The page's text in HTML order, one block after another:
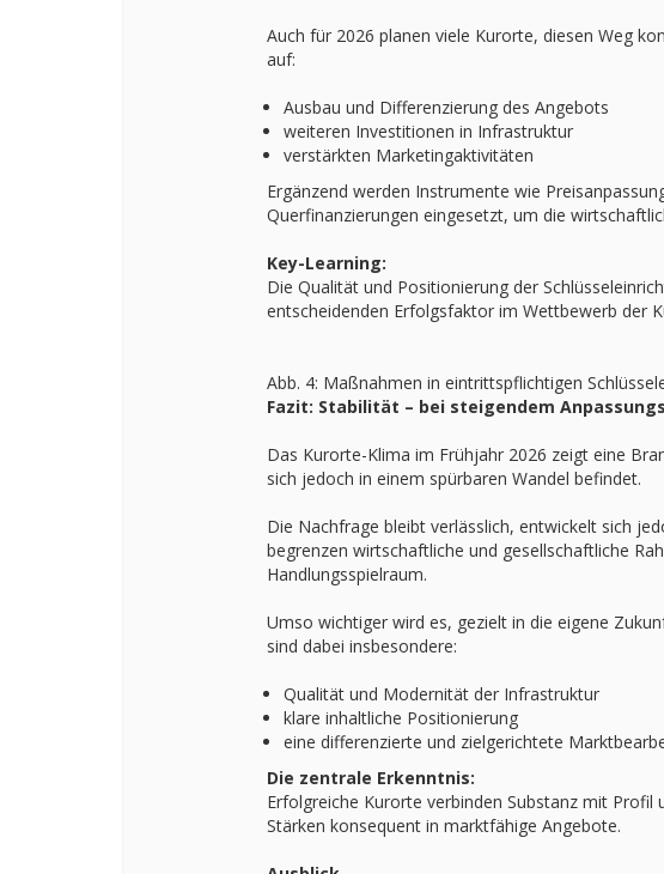
Auch für 2026 planen viele Kurorte, diesen Weg
auf:
Ausbau und Differenzierung des Angebots
weiteren Investitionen in Infrastruktur
verstärkten Marketingaktivitäten
Ergänzend werden Instrumente wie
Querfinanzierungen eingesetzt, um die
Key-Learning:
Die Qualität und Positionierung der
entscheidenden Erfolgsfaktor im Wettbewerb der
Abb. 4: Maßnahmen in eintrittspflichtigen
Fazit: Stabilität – bei steigendem
Das Kurorte-Klima im Frühjahr 2026 zeigt eine
sich jedoch in einem spürbaren Wandel befindet.
Die Nachfrage bleibt verlässlich, entwickelt sich
begrenzen wirtschaftliche und gesellschaftliche
Handlungsspielraum.
Umso wichtiger wird es, gezielt in die eigene
sind dabei insbesondere:
Qualität und Modernität der Infrastruktur
klare inhaltliche Positionierung
eine differenzierte und zielgerichtete
Die zentrale Erkenntnis:
Erfolgreiche Kurorte verbinden Substanz mit Profil
Stärken konsequent in marktfähige Angebote.